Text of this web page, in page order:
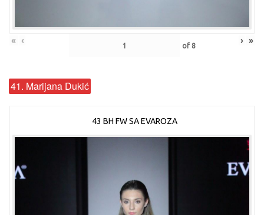
« ‹ of 8 › »
41. Marijana Dukić
43 BH FW SA EVAROZA